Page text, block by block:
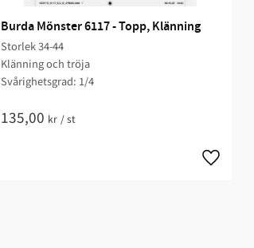
Burda Mönster 6117 - Topp, Klänning
Storlek 34-44
Klänning och tröja
Svårighetsgrad: 1/4​
135,00 kr /st